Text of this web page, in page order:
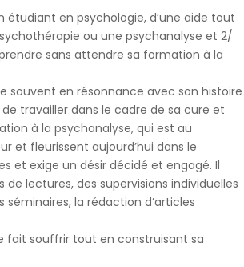
étudiant en psychologie, d’une aide tout
ou une psychanalyse et 2/
sans attendre sa formation à la
souvent en résonnance avec son histoire
travailler dans le cadre de sa cure et
à la psychanalyse, qui est au
et fleurissent aujourd’hui dans le
et exige un désir décidé et engagé. Il
lectures, des supervisions individuelles
la rédaction d’articles
fait souffrir tout en construisant sa